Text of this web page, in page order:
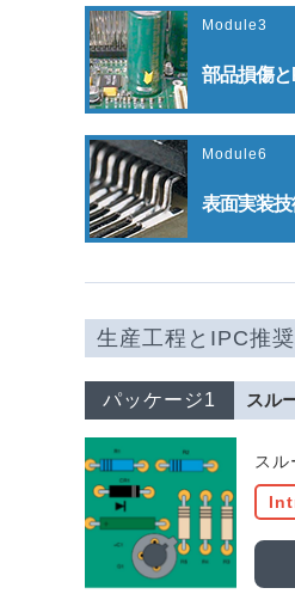
Module3
部品損傷
Module6
表面実装技
生産工程とIPC推
パッケージ1 スル
ス